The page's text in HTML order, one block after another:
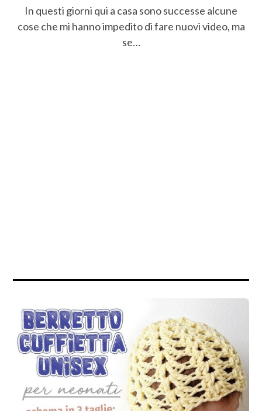
In questi giorni qui a casa sono successe alcune
cose che mi hanno impedito di fare nuovi video, ma
se…